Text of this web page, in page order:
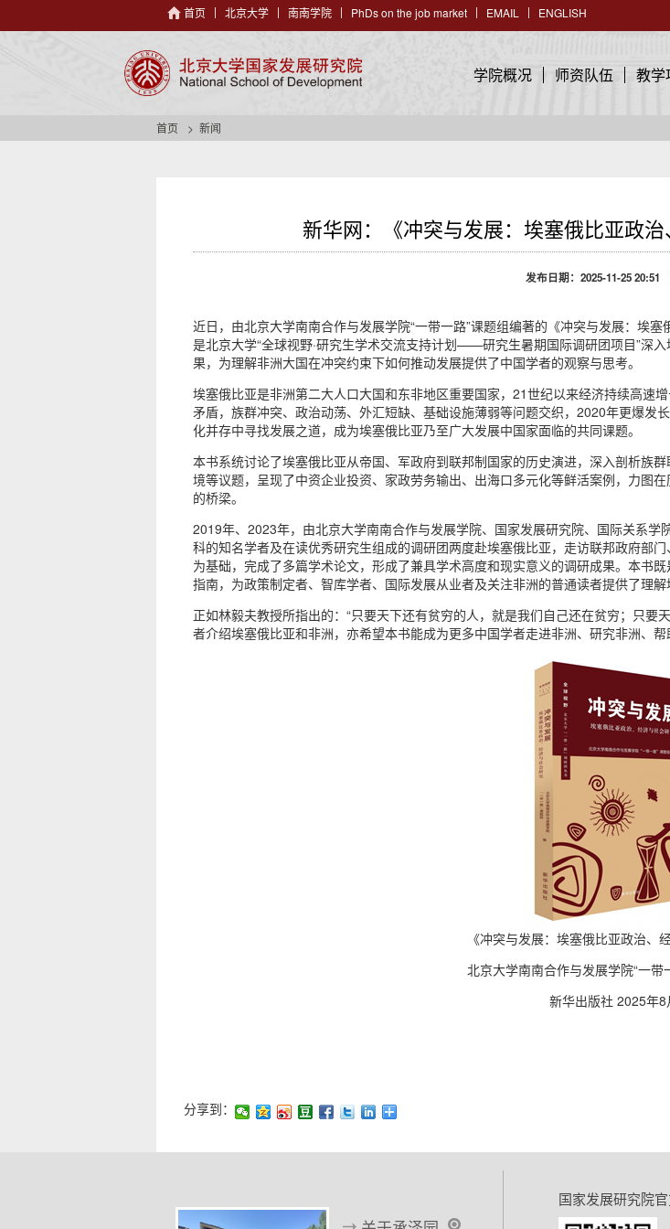
首页 北京大学 南南学院 PhDs on the job market EMAIL ENGLISH
学院概况 师资队伍 教学
首页 新闻
新华网：《冲突与发展：埃塞俄比亚政
发布日期：2025-11-25 20:51
近日，由北京大学南南合作与发展学院“一带一路”课题组编著的《冲突与发展：埃
是北京大学“全球视野·研究生学术交流支持计划——研究生暑期国际调研团项目”深
果，为理解非洲大国在冲突约束下如何推动发展提供了中国学者的观察与思考。
埃塞俄比亚是非洲第二大人口大国和东非地区重要国家，21世纪以来经济持续高速
矛盾，族群冲突、政治动荡、外汇短缺、基础设施薄弱等问题交织，2020年更爆发
化并存中寻找发展之道，成为埃塞俄比亚乃至广大发展中国家面临的共同课题。
本书系统讨论了埃塞俄比亚从帝国、军政府到联邦制国家的历史演进，深入剖析族
境等议题，呈现了中资企业投资、家政劳务输出、出海口多元化等鲜活案例，力图
的桥梁。
2019年、2023年，由北京大学南南合作与发展学院、国家发展研究院、国际关系
科的知名学者及在读优秀研究生组成的调研团两度赴埃塞俄比亚，走访联邦政府部
为基础，完成了多篇学术论文，形成了兼具学术高度和现实意义的调研成果。本书
指南，为政策制定者、智库学者、国际发展从业者及关注非洲的普通读者提供了理解
正如林毅夫教授所指出的：“只要天下还有贫穷的人，就是我们自己还在贫穷；只
者介绍埃塞俄比亚和非洲，亦希望本书能成为更多中国学者走进非洲、研究非洲、帮
《冲突与发展：埃塞俄比亚政治、
北京大学南南合作与发展学院“一带
新华出版社 2025年8
分享到：
国家发展研究院